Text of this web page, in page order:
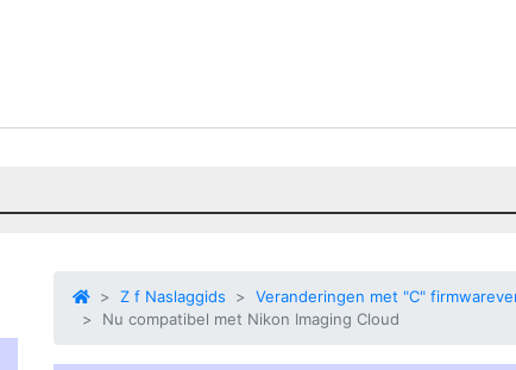
Z f Naslaggids
Veranderingen met "C"
Nu compatibel met Nikon Imaging Cloud